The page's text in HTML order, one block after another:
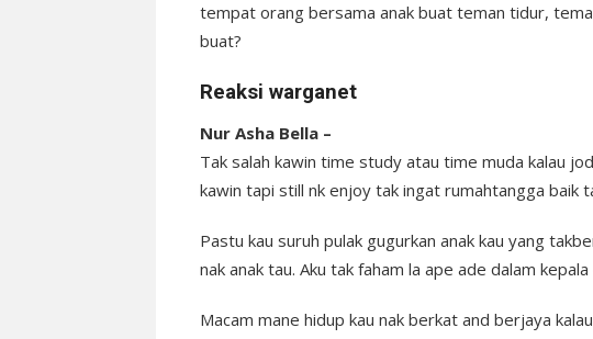
tempat orang bersama anak buat teman tidur,
buat?
Reaksi warganet
Nur Asha Bella –
Tak salah kawin time study atau time muda kalau
kawin tapi still nk enjoy tak ingat rumahtangga baik
Pastu kau suruh pulak gugurkan anak kau yang
nak anak tau. Aku tak faham la ape ade dalam kepala
Macam mane hidup kau nak berkat and berjaya